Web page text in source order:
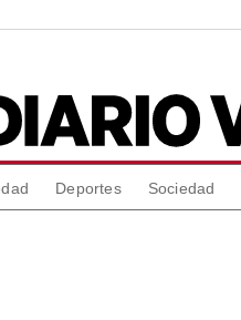
Deportes Sociedad